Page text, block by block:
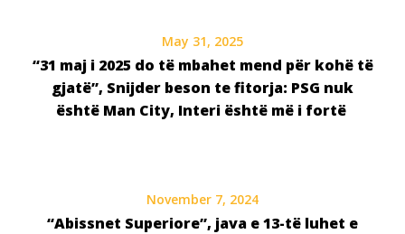
May 31, 2025
“31 maj i 2025 do të mbahet mend për kohë të
gjatë”, Snijder beson te fitorja: PSG nuk
është Man City, Interi është më i fortë
November 7, 2024
“Abissnet Superiore”, java e 13-të luhet e